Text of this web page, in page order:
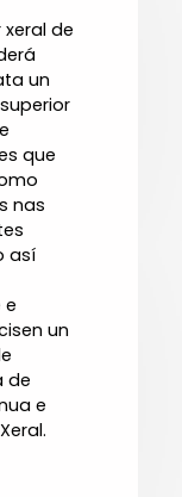
xeral de
un
que
nas
así
e
un
de
e